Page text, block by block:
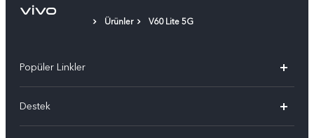
Ürünler V60 Lite 5G
Popüler Linkler
vivo X300
Destek